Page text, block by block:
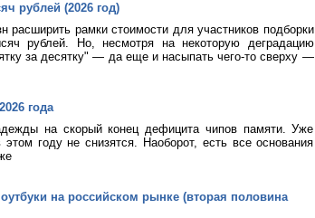
рублей (2026 год)
рамки стоимости для участников подборки
рублей. Но, несмотря на некоторую деградацию
за десятку" — да еще и насыпать чего-то сверху —
года
на скорый конец дефицита чипов памяти. Уже
году не снизятся. Наоборот, есть все основания
на российском рынке (вторая половина